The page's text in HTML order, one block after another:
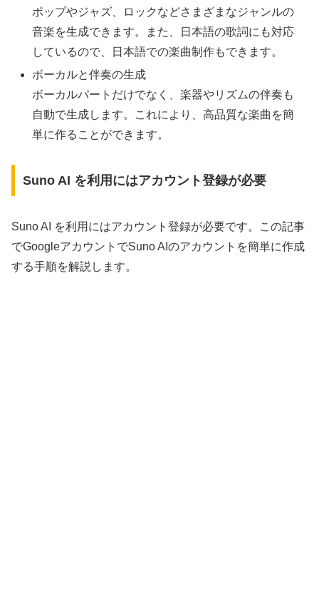
ポップやジャズ、ロックなどさまざまなジャンルの
音楽を生成できます。また、日本語の歌詞にも対応
しているので、日本語での楽曲制作もできます。
ボーカルと伴奏の生成
ボーカルパートだけでなく、楽器やリズムの伴奏も
自動で生成します。これにより、高品質な楽曲を簡
単に作ることができます。
Suno AI を利用にはアカウント登録が必要
Suno AI を利用にはアカウント登録が必要です。この記事
でGoogleアカウントでSuno AIのアカウントを簡単に作成
する手順を解説します。